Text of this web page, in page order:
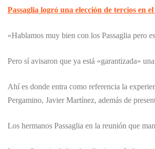
Passaglia logró una elección de tercios en
«Hablamos muy bien con los Passaglia pero
Pero sí avisaron que ya está «garantizada»
Ahí es donde entra como referencia la
Pergamino, Javier Martínez, además de
Los hermanos Passaglia en la reunión que